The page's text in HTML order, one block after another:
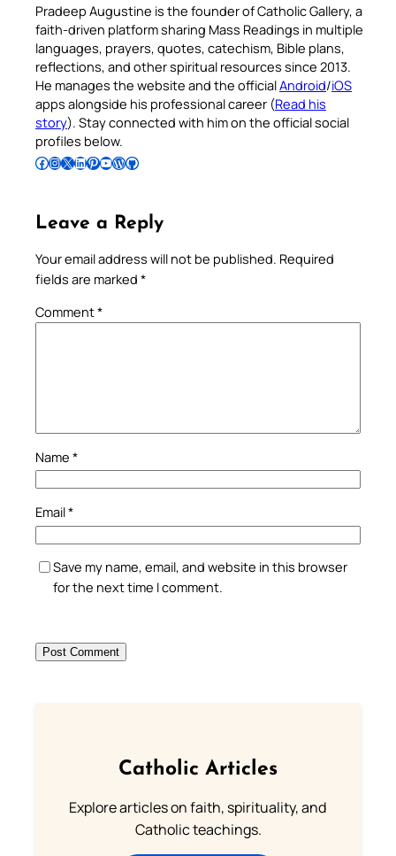
Pradeep Augustine is the founder of Catholic Gallery, a
faith-driven platform sharing Mass Readings in multiple
languages, prayers, quotes, catechism, Bible plans,
reflections, and other spiritual resources since 2013.
He manages the website and the officialAndroid/iOS
apps alongside his professional career (Read his
story). Stay connected with him on the official social
profiles below.
Follow Pradeep on Facebook Follow Pradeep on InstagramFollow Pradeep on X Follow Pradeep on LinkedIn Follow Pradeep on Pinterest Subscribe to Pradeep’s Youtube Channel Follow Pradeep on WordPress Follow Pradeep on GitHub
Leave a Reply
Your email address will not be published. Required
fields are marked *
Comment*
Name *
Email*
Save my name, email, and website in this browser
for the next time I comment.
Catholic Articles
Explore articles on faith, spirituality, and
Catholic teachings.